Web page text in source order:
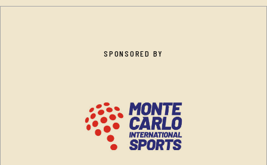
SPONSORED BY